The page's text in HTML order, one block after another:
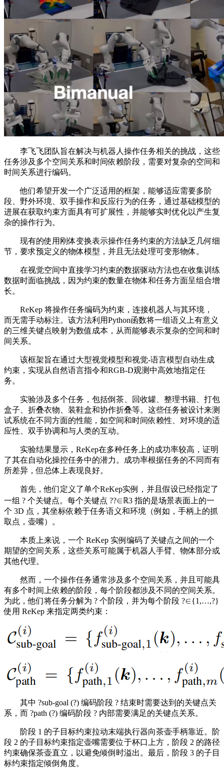
李飞飞团队旨在解决与机器人操作任务相关的挑战，这些
任务涉及多个空间关系和时间依赖阶段，需要对复杂的空间和
时间关系进行编码。
他们希望开发一个广泛适用的框架，能够适应需要多阶
段、野外环境、双手操作和反应行为的任务，通过基础模型的
进展在获取约束方面具有可扩展性，并能够实时优化以产生复
杂的操作行为。
现有的使用刚体变换表示操作任务约束的方法缺乏几何细
节，要求预定义的物体模型，并且无法处理可变形物体。
在视觉空间中直接学习约束的数据驱动方法也在收集训练
数据时面临挑战，因为约束的数量在物体和任务方面呈组合增
长。
ReKep 将操作任务编码为约束，连接机器人与其环境，
而无需手动标注。该方法利用Python函数将一组语义上有意义
的三维关键点映射为数值成本，从而能够表示复杂的空间和时
间关系。
该框架旨在通过大型视觉模型和视觉-语言模型自动生成
约束，实现从自然语言指令和RGB-D观测中高效地指定任
务。
实验涉及多个任务，包括倒茶、回收罐、整理书籍、打包
盒子、折叠衣物、装鞋盒和协作折叠等。这些任务被设计来测
试系统在不同方面的性能，如空间和时间依赖性、对环境的适
应性、双手协调和与人类的互动。
实验结果显示，ReKep在多种任务上的成功率较高，证明
了其在自动化操控任务中的潜力。成功率根据任务的不同而有
所差异，但总体上表现良好。
首先，他们定义了单个ReKep实例，并且假设已经指定了
一组 ? 个关键点。每个关键点 ??∈ℝ3 指的是场景表面上的一
个 3D 点，其坐标依赖于任务语义和环境（例如，手柄上的抓
取点，壶嘴）。
本质上来说，一个 ReKep 实例编码了关键点之间的一个
期望的空间关系，这些关系可能属于机器人手臂、物体部分或
其他代理。
然而，一个操作任务通常涉及多个空间关系，并且可能具
有多个时间上依赖的阶段，每个阶段都涉及不同的空间关系。
为此，他们将任务分解为 ? 个阶段，并为每个阶段 ?∈{1,…,?}
使用 ReKep 来指定两类约束：
其中 ?sub-goal (?) 编码阶段 ? 结束时需要达到的关键点关
系，而 ?path (?) 编码阶段 ? 内部需要满足的关键点关系。
阶段 1 的子目标约束拉动末端执行器向茶壶手柄靠近。阶
段 2 的子目标约束指定壶嘴需要位于杯口上方，阶段 2 的路径
约束确保茶壶直立，以避免倾倒时溢出。最后，阶段 3 的子目
标约束指定倾倒角度。